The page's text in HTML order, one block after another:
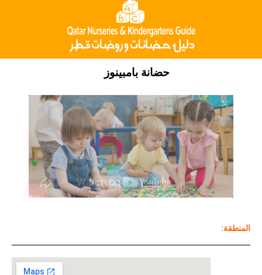
حضانة بامبينوز
Ninja Slider trial version
:المنطقة